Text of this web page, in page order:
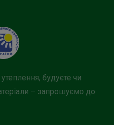
будуєте чи
– запрошуємо до